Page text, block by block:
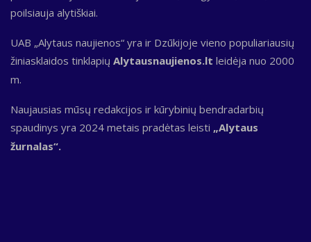
poilsiauja alytiškiai.
UAB „Alytaus naujienos“ yra ir Dzūkijoje vieno populiariausių
žiniasklaidos tinklapių Alytausnaujienos.lt leidėja nuo 2000
m.
Naujausias mūsų redakcijos ir kūrybinių bendradarbių
spaudinys yra 2024 metais pradėtas leisti „Alytaus
žurnalas“.